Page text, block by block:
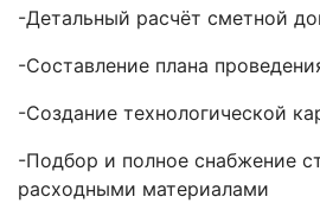
-Детальный расчёт сметной
-Составление плана
-Создание технологической
-Подбор и полное снабжение
расходными материалами